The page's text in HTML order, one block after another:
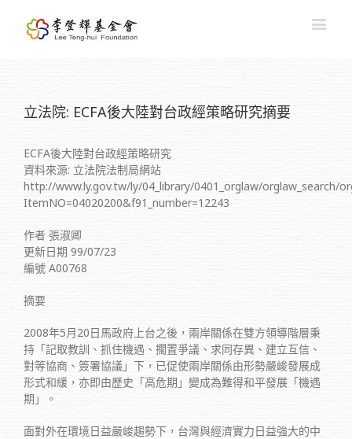
立法院: ECFA後大陸對台政經策略研究摘要
ECFA後大陸對台政經策略研究
資料來源: 立法院法制局網站
http://www.ly.gov.tw/ly/04_library/0401_orglaw/orglaw_search/
ItemNO=04020200&f91_number=12243
作者 張淑卿
更新日期 99/07/23
編號 A00768
摘要
2008年5月20日馬政府上台之後，兩岸關係在雙方領導階層秉
持「記取教訓、抓住機遇、擱置爭議、求同存異、建立互信、
對等協商、簽署協議」下，已促使兩岸關係由形勢嚴峻發展成
形式和緩，亦即由歷史「高危期」變成為難得和平發展「機遇
期」。
面對外在環境日益嚴峻趨勢下，台灣與經濟實力日益強大的中